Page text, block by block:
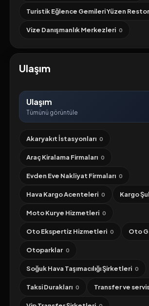
Turistik Eğlence Gemileri Yüzen
Vize Danışmanlık Merkezleri 0
Ulaşım
Ulaşım
Tümünü görüntüle
Akaryakıt İstasyonları 0
Araç Kiralama Firmaları 0
Evden Eve Nakliyat Firmaları 0
Hava Kargo Acenteleri 0 Kargo
Moto Kurye Hizmetleri 0
Oto Ekspertiz Hizmetleri 0 Oto
Otoparklar 0
Soğuk Hava Taşımacılığı Şirketleri 0
Taksi Durakları 0 Transfer ve